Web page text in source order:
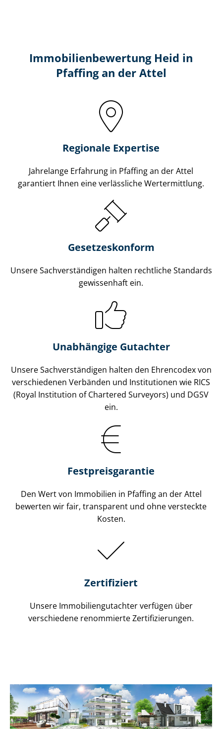
Immobilien­bewertung Heid in
Pfaffing an der Attel
Regionale Expertise
Jahrelange Erfahrung in Pfaffing an der Attel
garantiert Ihnen eine verlässliche Wertermittlung.
Gesetzes­konform
Unsere Sach­ver­stän­di­gen halten rechtliche Standards
gewissenhaft ein.
Unabhängige Gutachter
Unsere Sach­ver­stän­di­gen halten den Ehrencodex von
verschiedenen Verbänden und Institutionen wie RICS
(Royal Institution of Chartered Surveyors) und DGSV
ein.
Festpreis​garantie
Den Wert von Immobilien in Pfaffing an der Attel
bewerten wir fair, transparent und ohne versteckte
Kosten.
Zertifiziert
Unsere Immobilien­gutachter verfügen über
verschiedene renommierte Zer­ti­fi­zie­run­gen.